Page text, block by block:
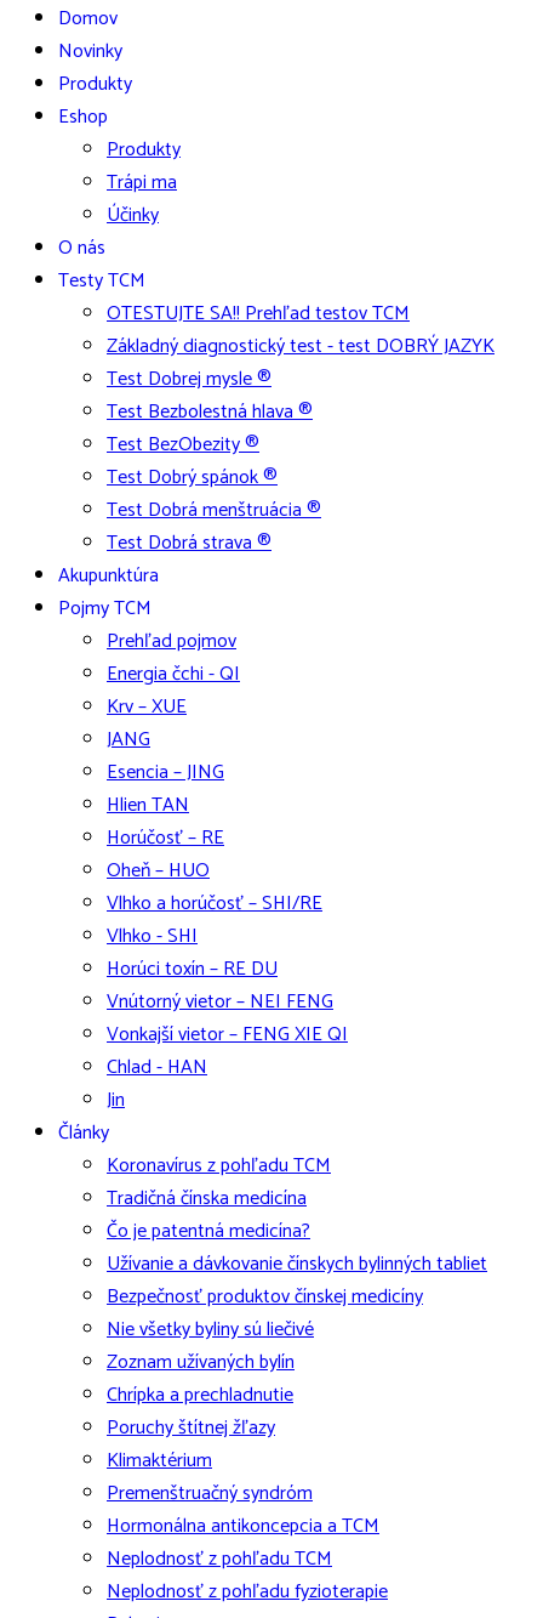
Domov
Novinky
Produkty
Eshop
Produkty
Trápi ma
Účinky
O nás
Testy TCM
OTESTUJTE SA!! Prehľad testov TCM
Základný diagnostický test - test DOBRÝ JAZYK
Test Dobrej mysle ®
Test Bezbolestná hlava ®
Test BezObezity ®
Test Dobrý spánok ®
Test Dobrá menštruácia ®
Test Dobrá strava ®
Akupunktúra
Pojmy TCM
Prehľad pojmov
Energia čchi - QI
Krv – XUE
JANG
Esencia – JING
Hlien TAN
Horúčosť – RE
Oheň – HUO
Vlhko a horúčosť – SHI/RE
Vlhko - SHI
Horúci toxín – RE DU
Vnútorný vietor – NEI FENG
Vonkajší vietor – FENG XIE QI
Chlad - HAN
Jin
Články
Koronavírus z pohľadu TCM
Tradičná čínska medicína
Čo je patentná medicína?
Užívanie a dávkovanie čínskych bylinných tabliet
Bezpečnosť produktov čínskej medicíny
Nie všetky byliny sú liečivé
Zoznam užívaných bylín
Chrípka a prechladnutie
Poruchy štítnej žľazy
Klimaktérium
Premenštruačný syndróm
Hormonálna antikoncepcia a TCM
Neplodnosť z pohľadu TCM
Neplodnosť z pohľadu fyzioterapie